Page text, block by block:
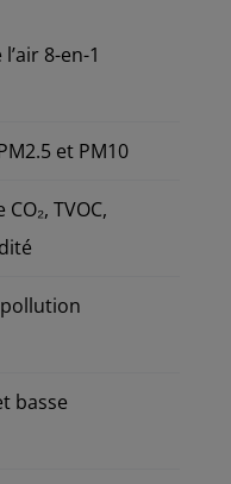
8-en-1
et PM10
TVOC,
basse